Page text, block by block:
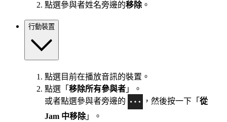
點選參與者姓名旁邊的移除。
行動裝置
點選目前在播放音訊的裝置。
點選「 移除所有參與者 」。
或者點選參與者旁邊的
，然後按一下「 從
Jam 中移除」。